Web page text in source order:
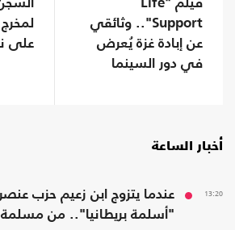
فيلم "Life
Support".. وثائقي
عن إبادة غزة يُعرض
في دور السينما
على
أخبار الساعة
13:20
عندما يتزوج ابن زعيم حزب
"أسلمة بريطانيا".. من